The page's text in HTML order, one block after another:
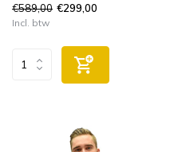
€589,00 €299,00
Incl. btw